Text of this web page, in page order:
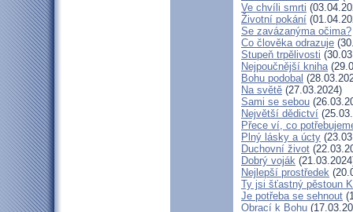
Ve chvíli smrti
Životní pokání
Se zavázanýma očima?
Co člověka odrazuje
Stupeň trpělivosti
Nejpoučnější kniha
Bohu podobal
Na světě (27.03.2024)
Sami se sebou
Největší dědictví
Přece ví, co
Plný lásky a úcty
Duchovní život
Dobrý voják
Nejlepší prostředek
Ty jsi šťastný pěstoun
Je potřeba se sehnout
Obrací k Bohu